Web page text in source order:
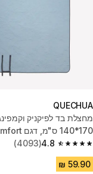
QUECHUA
מחצלת בד לפיקניק
אפור
4.8
4.8 out of 5 stars from 4093 reviews
(4093)